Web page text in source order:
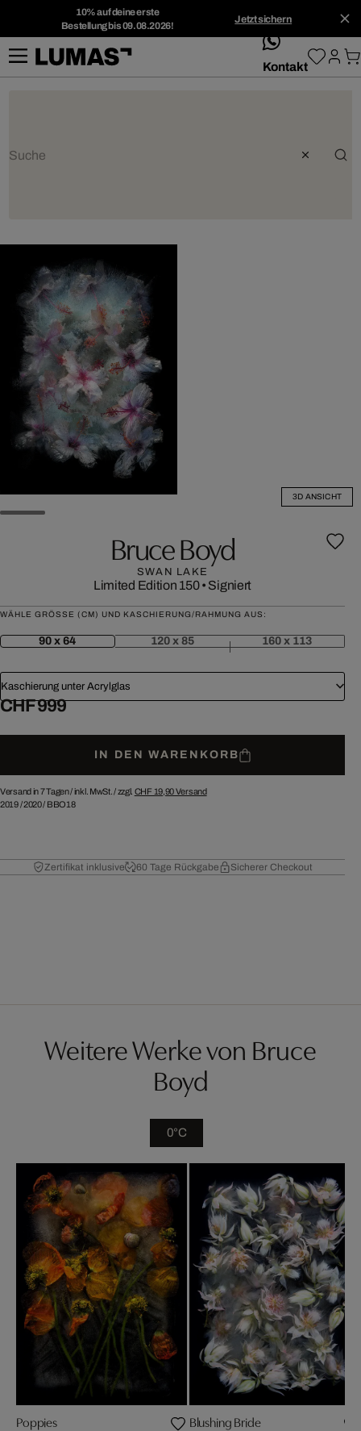
10% auf deine erste
Bestellung bis 09.08.2026!
Jetzt sichern
whatsApp
Kontakt
3D ANSICHT
Bruce Boyd
SWAN LAKE
Limited Edition 150• Signiert
WÄHLE GRÖSSE (CM) UND KASCHIERUNG/RAHMUNG AUS:
90 x 64 120 x 85 160 x 113
Kaschierung unter Acrylglas
CHF 999
IN DEN WARENKORB
Versand in 7 Tagen /inkl. MwSt. / zzgl. CHF 19,90Versand
2019/2020/ BBO18
Zertifikat inklusive 60 Tage Rückgabe Sicherer Checkout
Weitere Werke von Bruce
Boyd
0°C
Poppies Blushing Bride